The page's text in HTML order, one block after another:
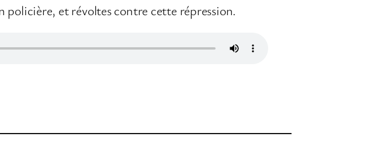
policière, et révoltes contre cette répression.